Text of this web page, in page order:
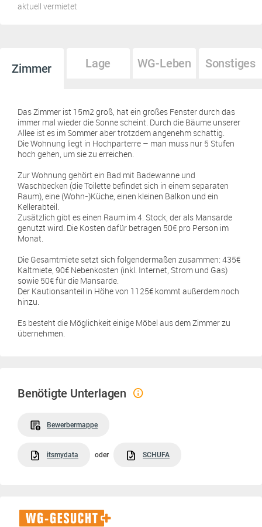
aktuell vermietet
Zimmer Lage WG-Leben Sonstiges
Das Zimmer ist 15m2 groß, hat ein großes Fenster durch das
immer mal wieder die Sonne scheint. Durch die Bäume unserer
Allee ist es im Sommer aber trotzdem angenehm schattig.
Die Wohnung liegt in Hochparterre – man muss nur 5 Stufen
hoch gehen, um sie zu erreichen.
Zur Wohnung gehört ein Bad mit Badewanne und
Waschbecken (die Toilette befindet sich in einem separaten
Raum), eine (Wohn-)Küche, einen kleinen Balkon und ein
Kellerabteil.
Zusätzlich gibt es einen Raum im 4. Stock, der als Mansarde
genutzt wird. Die Kosten dafür betragen 50€ pro Person im
Monat.
Die Gesamtmiete setzt sich folgendermaßen zusammen: 435€
Kaltmiete, 90€ Nebenkosten (inkl. Internet, Strom und Gas)
sowie 50€ für die Mansarde.
Der Kautionsanteil in Höhe von 1125€ kommt außerdem noch
hinzu.
Es besteht die Möglichkeit einige Möbel aus dem Zimmer zu
übernehmen.
Benötigte Unterlagen
Bewerbermappe
itsmydata oder SCHUFA
WG-